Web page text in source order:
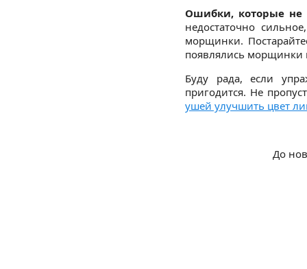
Ошибки, которые не
недостаточно
морщинки.
появлялись морщинки
Буду рада, если
пригодится. Не
ушей улучшить цвет
До